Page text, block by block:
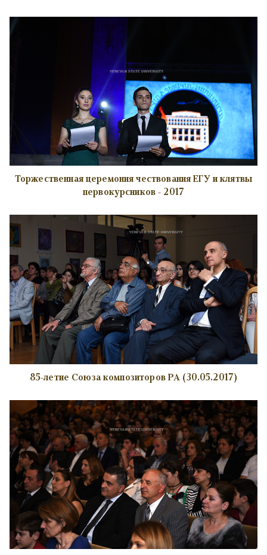
Торжественная церемония чествования ЕГУ и клятвы
первокурсников - 2017
85-летие Союза композиторов РА (30.05.2017)